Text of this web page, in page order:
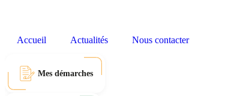
Accueil Actualités Nous contacter
Mes démarches